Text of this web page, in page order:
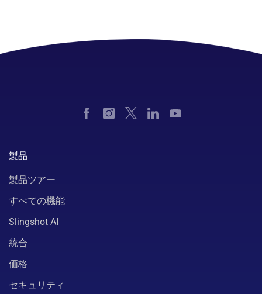
製品
製品ツアー
すべての機能
Slingshot AI
統合
価格
セキュリティ